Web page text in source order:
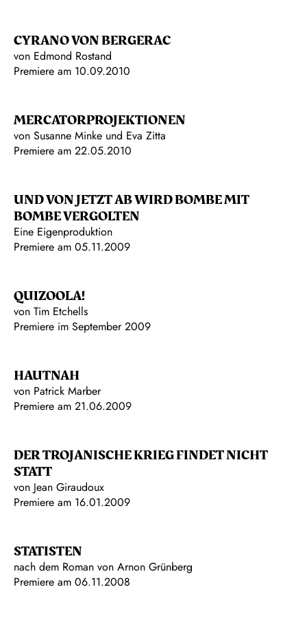
CYRANO VON BERGERAC
von Edmond Rostand
Premiere am 10.09.2010
MERCATORPROJEKTIONEN
von Susanne Minke und Eva Zitta
Premiere am 22.05.2010
UND VON JETZT AB WIRD BOMBE MIT
BOMBE VERGOLTEN
Eine Eigenproduktion
Premiere am 05.11.2009
QUIZOOLA!
von Tim Etchells
Premiere im September 2009
HAUTNAH
von Patrick Marber
Premiere am 21.06.2009
DER TROJANISCHE KRIEG FINDET NICHT
STATT
von Jean Giraudoux
Premiere am 16.01.2009
STATISTEN
nach dem Roman von Arnon Grünberg
Premiere am 06.11.2008